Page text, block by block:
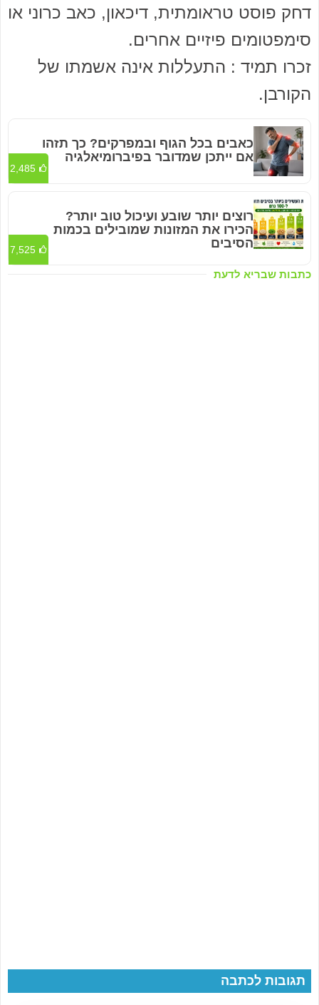
דחק פוסט טראומתית, דיכאון, כאב כרוני או
סימפטומים פיזיים אחרים.
זכרו תמיד : התעללות אינה אשמתו של
הקורבן.
כתבות שבריא לדעת
כאבים בכל הגוף ובמפרקים? כך תזהו
אם ייתכן שמדובר בפיברומיאלגיה
2,485
רוצים יותר שובע ועיכול טוב יותר?
הכירו את המזונות שמובילים בכמות
הסיבים
7,525
תגובות לכתבה